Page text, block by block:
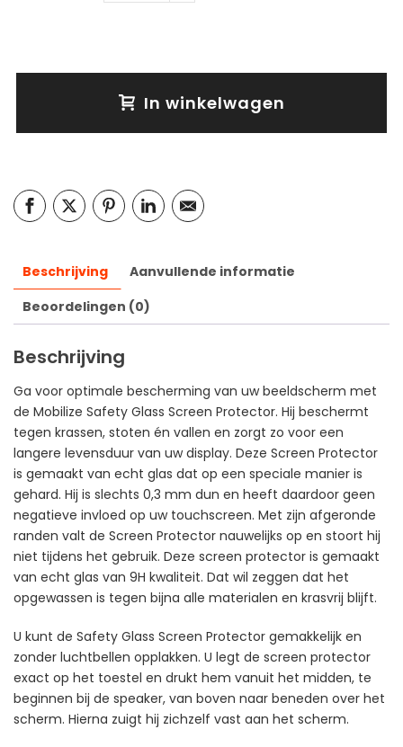
In winkelwagen
Beschrijving
Aanvullende informatie
Beoordelingen (0)
Beschrijving
Ga voor optimale bescherming van uw beeldscherm met
de Mobilize Safety Glass Screen Protector. Hij beschermt
tegen krassen, stoten én vallen en zorgt zo voor een
langere levensduur van uw display. Deze Screen Protector
is gemaakt van echt glas dat op een speciale manier is
gehard. Hij is slechts 0,3 mm dun en heeft daardoor geen
negatieve invloed op uw touchscreen. Met zijn afgeronde
randen valt de Screen Protector nauwelijks op en stoort hij
niet tijdens het gebruik. Deze screen protector is gemaakt
van echt glas van 9H kwaliteit. Dat wil zeggen dat het
opgewassen is tegen bijna alle materialen en krasvrij blijft.
U kunt de Safety Glass Screen Protector gemakkelijk en
zonder luchtbellen opplakken. U legt de screen protector
exact op het toestel en drukt hem vanuit het midden, te
beginnen bij de speaker, van boven naar beneden over het
scherm. Hierna zuigt hij zichzelf vast aan het scherm.